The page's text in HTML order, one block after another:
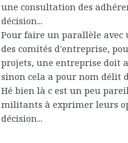
une consultation des
décision...
Pour faire un parallèle avec
des comités d'entreprise,
projets, une entreprise doit
sinon cela a pour nom délit
Hé bien là c est un peu
militants à exprimer leurs
décision...